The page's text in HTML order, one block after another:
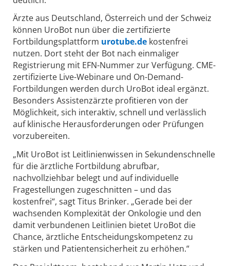
Ärzte aus Deutschland, Österreich und der Schweiz
können UroBot nun über die zertifizierte
Fortbildungsplattform urotube.de kostenfrei
nutzen. Dort steht der Bot nach einmaliger
Registrierung mit EFN-Nummer zur Verfügung. CME-
zertifizierte Live-Webinare und On-Demand-
Fortbildungen werden durch UroBot ideal ergänzt.
Besonders Assistenzärzte profitieren von der
Möglichkeit, sich interaktiv, schnell und verlässlich
auf klinische Herausforderungen oder Prüfungen
vorzubereiten.
„Mit UroBot ist Leitlinienwissen in Sekundenschnelle
für die ärztliche Fortbildung abrufbar,
nachvollziehbar belegt und auf individuelle
Fragestellungen zugeschnitten – und das
kostenfrei“, sagt Titus Brinker. „Gerade bei der
wachsenden Komplexität der Onkologie und den
damit verbundenen Leitlinien bietet UroBot die
Chance, ärztliche Entscheidungskompetenz zu
stärken und Patientensicherheit zu erhöhen.“